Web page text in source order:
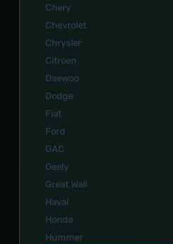
Chery
Chevrolet
Chrysler
Citroen
Daewoo
Dodge
Fiat
Ford
GAC
Geely
Great Wall
Haval
Honda
Hummer